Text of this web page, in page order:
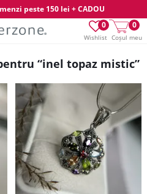
peste 150 lei + CADOU
Wishlist
0
Coșul meu
0
“inel topaz mistic”